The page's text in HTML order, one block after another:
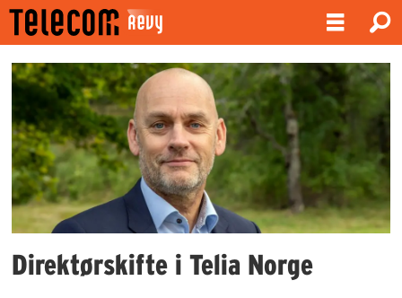
Emne:
bane
nor
Direktørskifte i Telia Norge